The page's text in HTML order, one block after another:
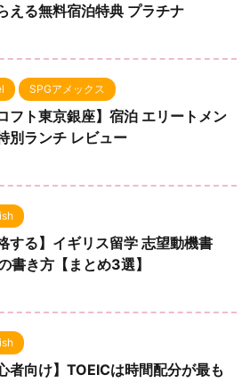
える無料宿泊特典 プラチナ
SPGアメックス
ロフト東京銀座】宿泊 エリートメン
別ランチ レビュー
格する】イギリス留学 志望動機書
書き方【まとめ3選】
者向け】TOEICは時間配分が最も